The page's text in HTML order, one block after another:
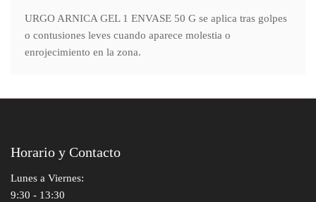
URGO ARNICA GEL 1 ENVASE 50 G se aplica tras golpes
o contusiones leves cuando aparece molestia o
enrojecimiento en la zona.
Horario y Contacto
Lunes a Viernes:
9:30 - 13:30